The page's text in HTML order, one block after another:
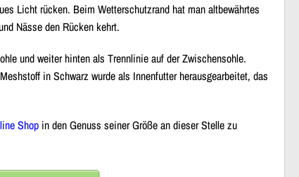
Licht rücken. Beim Wetterschutzrand hat man altbewährtes
Nässe den Rücken kehrt.
und weiter hinten als Trennlinie auf der Zwischensohle.
Meshstoff in Schwarzwurde als Innenfutter herausgearbeitet, das
Shop in den Genuss seiner Größe an dieser Stelle zu